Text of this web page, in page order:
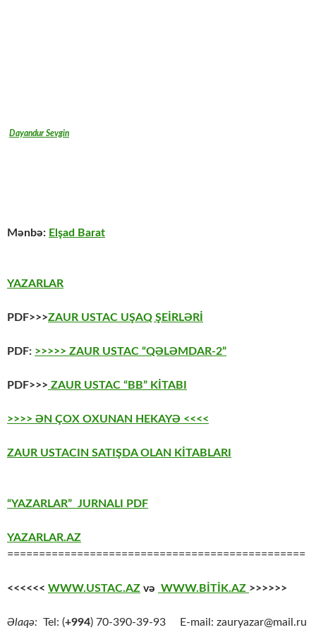
Dayandur Sevgin
Mənbə: Elşad Barat
YAZARLAR
PDF>>>ZAUR USTAC UŞAQ ŞEİRLƏRİ
PDF: >>>>> ZAUR USTAC “QƏLƏMDAR-2”
PDF>>> ZAUR USTAC “BB” KİTABI
>>>> ƏN ÇOX OXUNAN HEKAYƏ <<<<
ZAUR USTACIN SATIŞDA OLAN KİTABLARI
“YAZARLAR” JURNALI PDF
YAZARLAR.AZ
===============================================
<<<<<< WWW.USTAC.AZ və WWW.BİTİK.AZ >>>>>>
Əlaqə: Tel: (+994) 70-390-39-93 E-mail: zauryazar@mail.ru